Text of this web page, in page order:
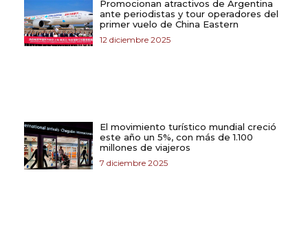
Promocionan atractivos de Argentina
ante periodistas y tour operadores del
primer vuelo de China Eastern
12 diciembre 2025
El movimiento turístico mundial creció
este año un 5%, con más de 1.100
millones de viajeros
7 diciembre 2025